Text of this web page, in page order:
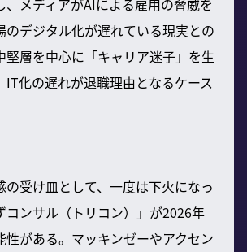
のデジタル化が遅れている現実との
堅層を中心に「キャリア迷子」を生
IT化の遅れが退職理由となるケース
の受け皿として、一度は下火になっ
コンサル（トリコン）」が2026年
性がある。マッキンゼーやアクセン